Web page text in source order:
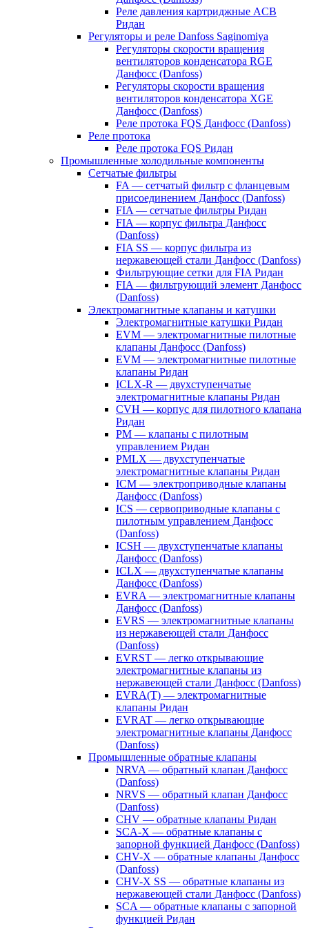
Реле давления картриджные ACB
Ридан
Регуляторы и реле Danfoss Saginomiya
Регуляторы скорости вращения
вентиляторов конденсатора RGE
Данфосс (Danfoss)
Регуляторы скорости вращения
вентиляторов конденсатора XGE
Данфосс (Danfoss)
Реле протока FQS Данфосс (Danfoss)
Реле протока
Реле протока FQS Ридан
Промышленные холодильные компоненты
Сетчатые фильтры
FA — сетчатый фильтр с фланцевым
присоединением Данфосс (Danfoss)
FIA — сетчатые фильтры Ридан
FIA — корпус фильтра Данфосс
(Danfoss)
FIA SS — корпус фильтра из
нержавеющей стали Данфосс (Danfoss)
Фильтрующие сетки для FIA Ридан
FIA — фильтрующий элемент Данфосс
(Danfoss)
Электромагнитные клапаны и катушки
Электромагнитные катушки Ридан
EVM — электромагнитные пилотные
клапаны Данфосс (Danfoss)
EVM — электромагнитные пилотные
клапаны Ридан
ICLX-R — двухступенчатые
электромагнитные клапаны Ридан
CVH — корпус для пилотного клапана
Ридан
PM — клапаны с пилотным
управлением Ридан
PMLX — двухступенчатые
электромагнитные клапаны Ридан
ICM — электроприводные клапаны
Данфосс (Danfoss)
ICS — сервоприводные клапаны с
пилотным управлением Данфосс
(Danfoss)
ICSH — двухступенчатые клапаны
Данфосс (Danfoss)
ICLX — двухступенчатые клапаны
Данфосс (Danfoss)
EVRA — электромагнитные клапаны
Данфосс (Danfoss)
EVRS — электромагнитные клапаны
из нержавеющей стали Данфосс
(Danfoss)
EVRST — легко открывающие
электромагнитные клапаны из
нержавеющей стали Данфосс (Danfoss)
EVRA(T) — электромагнитные
клапаны Ридан
EVRAT — легко открывающие
электромагнитные клапаны Данфосс
(Danfoss)
Промышленные обратные клапаны
NRVA — обратный клапан Данфосс
(Danfoss)
NRVS — обратный клапан Данфосс
(Danfoss)
CHV — обратные клапаны Ридан
SCA-X — обратные клапаны с
запорной функцией Данфосс (Danfoss)
CHV-X — обратные клапаны Данфосс
(Danfoss)
CHV-X SS — обратные клапаны из
нержавеющей стали Данфосс (Danfoss)
SCA — обратные клапаны с запорной
функцией Ридан